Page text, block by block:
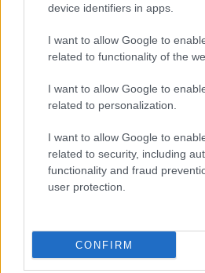
device identifiers in apps.
I want to allow Google to
related to functionality of the
I want to allow Google to
related to personalization.
I want to allow Google to
related to security, including
functionality and fraud
user protection.
CONFIRM
BYD: Αποχωρεί ισχυρός